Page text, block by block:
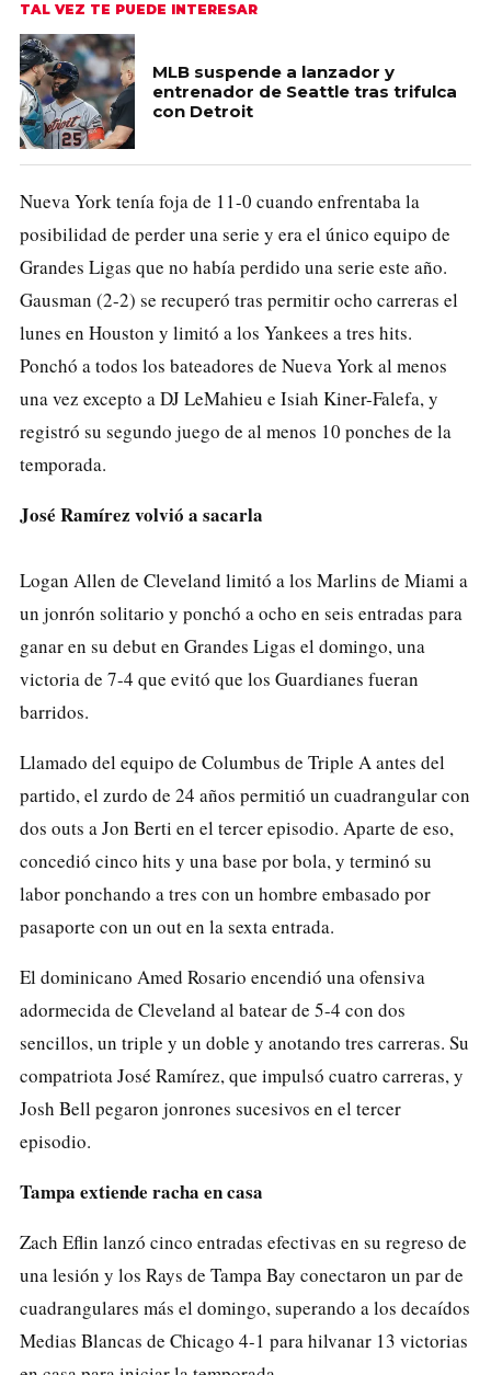
TAL VEZ TE PUEDE INTERESAR
MLB suspende a lanzador y
entrenador de Seattle tras trifulca
con Detroit
Nueva York tenía foja de 11-0 cuando enfrentaba la
posibilidad de perder una serie y era el único equipo de
Grandes Ligas que no había perdido una serie este año.
Gausman (2-2) se recuperó tras permitir ocho carreras el
lunes en Houston y limitó a los Yankees a tres hits.
Ponchó a todos los bateadores de Nueva York al menos
una vez excepto a DJ LeMahieu e Isiah Kiner-Falefa, y
registró su segundo juego de al menos 10 ponches de la
temporada.
José Ramírez volvió a sacarla
Logan Allen de Cleveland limitó a los Marlins de Miami a
un jonrón solitario y ponchó a ocho en seis entradas para
ganar en su debut en Grandes Ligas el domingo, una
victoria de 7-4 que evitó que los Guardianes fueran
barridos.
Llamado del equipo de Columbus de Triple A antes del
partido, el zurdo de 24 años permitió un cuadrangular con
dos outs a Jon Berti en el tercer episodio. Aparte de eso,
concedió cinco hits y una base por bola, y terminó su
labor ponchando a tres con un hombre embasado por
pasaporte con un out en la sexta entrada.
El dominicano Amed Rosario encendió una ofensiva
adormecida de Cleveland al batear de 5-4 con dos
sencillos, un triple y un doble y anotando tres carreras. Su
compatriota José Ramírez, que impulsó cuatro carreras, y
Josh Bell pegaron jonrones sucesivos en el tercer
episodio.
Tampa extiende racha en casa
Zach Eflin lanzó cinco entradas efectivas en su regreso de
una lesión y los Rays de Tampa Bay conectaron un par de
cuadrangulares más el domingo, superando a los decaídos
Medias Blancas de Chicago 4-1 para hilvanar 13 victorias